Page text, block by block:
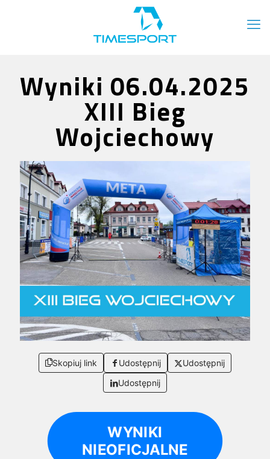
Wyniki 06.04.2025
XIII Bieg
Wojciechowy
Skopiuj link Udostępnij
Udostępnij
Udostępnij
WYNIKI
NIEOFICJALNE